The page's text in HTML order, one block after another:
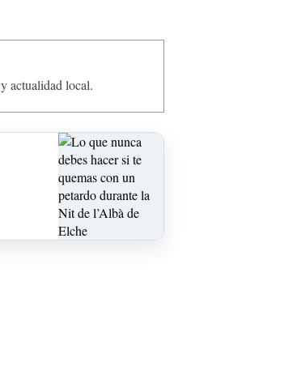
y actualidad local.